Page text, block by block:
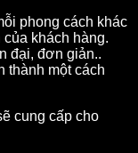
phong cách khác
khách hàng.
đại, đơn giản..
thành một cách
cung cấp cho